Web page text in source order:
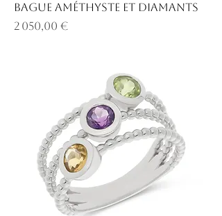
Bague améthyste et diamants
Prix
2 050,00 €